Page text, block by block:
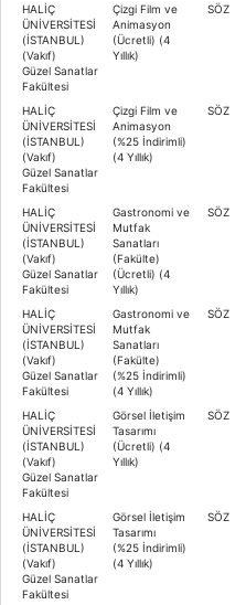
HALİÇ
ÜNİVERSİTESİ
(İSTANBUL)
(Vakıf)
Güzel Sanatlar
Fakültesi
Çizgi Film ve
Animasyon
(Ücretli) (4
Yıllık)
SÖZ
HALİÇ
ÜNİVERSİTESİ
(İSTANBUL)
(Vakıf)
Güzel Sanatlar
Fakültesi
Çizgi Film ve
Animasyon
(%25 İndirimli)
(4 Yıllık)
SÖZ
HALİÇ
ÜNİVERSİTESİ
(İSTANBUL)
(Vakıf)
Güzel Sanatlar
Fakültesi
Gastronomi ve
Mutfak
Sanatları
(Fakülte)
(Ücretli) (4
Yıllık)
SÖZ
HALİÇ
ÜNİVERSİTESİ
(İSTANBUL)
(Vakıf)
Güzel Sanatlar
Fakültesi
Gastronomi ve
Mutfak
Sanatları
(Fakülte)
(%25 İndirimli)
(4 Yıllık)
SÖZ
HALİÇ
ÜNİVERSİTESİ
(İSTANBUL)
(Vakıf)
Güzel Sanatlar
Fakültesi
Görsel İletişim
Tasarımı
(Ücretli) (4
Yıllık)
SÖZ
HALİÇ
ÜNİVERSİTESİ
(İSTANBUL)
(Vakıf)
Güzel Sanatlar
Fakültesi
Görsel İletişim
Tasarımı
(%25 İndirimli)
(4 Yıllık)
SÖZ